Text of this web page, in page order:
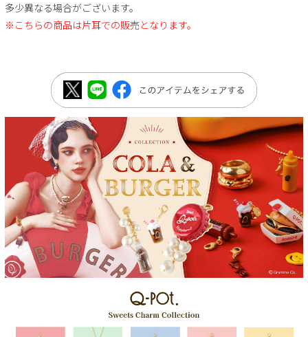
多少異なる場合がございます。
※こちらの商品は片耳での販売となります。